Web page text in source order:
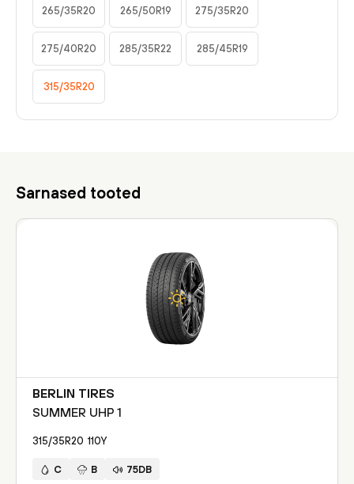
265/35R20 265/50R19 275/35R20
275/40R20 285/35R22 285/45R19
315/35R20
Sarnased tooted
BERLIN TIRES
SUMMER UHP 1
315/35R20 110Y
C B 75DB